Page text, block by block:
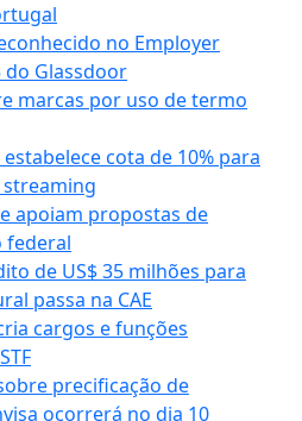
no Employer
do Glassdoor
marcas por uso de termo
cota de 10% para
apoiam propostas de
federal
de US$ 35 milhões para
passa na CAE
cargos e funções
precificação de
ocorrerá no dia 10